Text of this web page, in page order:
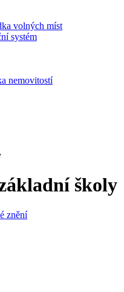
volných míst
systém
nemovitostí
školy
znění